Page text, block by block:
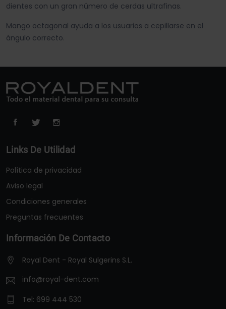
dientes con un gran número de cerdas ultrafinas.
Mango octagonal ayuda a los usuarios a cepillarse en el
ángulo correcto.
Links De Utilidad
Política de privacidad
Aviso legal
Condiciones generales
Preguntas frecuentes
Información De Contacto
Royal Dent - Royal Sulgerins S.L.
info@royal-dent.com
Tel: 699 444 530